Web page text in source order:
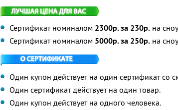
Сертификат номиналом 2300р. за 230р. на
Сертификат номиналом 5000р. за 250р. на
Один купон действует на один сертификат со
Один сертификат действует на один товар.
Один купон действует на одного человека.